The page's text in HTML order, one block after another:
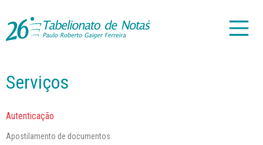
Serviços
Autenticação
Apostilamento de documentos